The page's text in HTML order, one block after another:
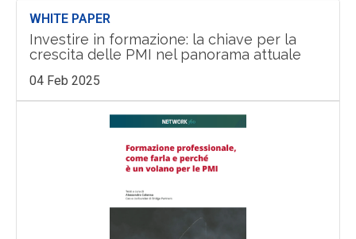
WHITE PAPER
Investire in formazione: la chiave per la
crescita delle PMI nel panorama attuale
04 Feb 2025